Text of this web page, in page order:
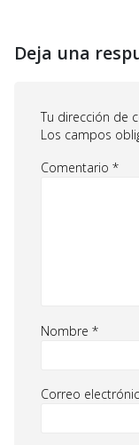
Deja una
Tu dirección de
Los campos
Comentario *
Nombre *
Correo